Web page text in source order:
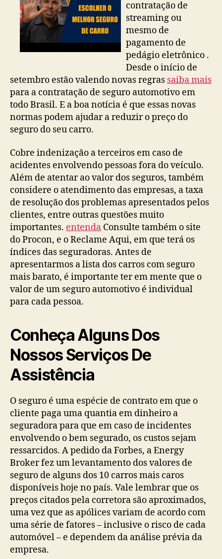
contratação de
streaming ou
mesmo de
pagamento de
pedágio eletrônico .
Desde o início de
setembro estão valendo novas regras saiba mais
para a contratação de seguro automotivo em
todo Brasil. E a boa notícia é que essas novas
normas podem ajudar a reduzir o preço do
seguro do seu carro.
Cobre indenização a terceiros em caso de
acidentes envolvendo pessoas fora do veículo.
Além de atentar ao valor dos seguros, também
considere o atendimento das empresas, a taxa
de resolução dos problemas apresentados pelos
clientes, entre outras questões muito
importantes. entenda Consulte também o site
do Procon, e o Reclame Aqui, em que terá os
índices das seguradoras. Antes de
apresentarmos a lista dos carros com seguro
mais barato, é importante ter em mente que o
valor de um seguro automotivo é individual
para cada pessoa.
Conheça Alguns Dos
Nossos Serviços De
Assistência
O seguro é uma espécie de contrato em que o
cliente paga uma quantia em dinheiro a
seguradora para que em caso de incidentes
envolvendo o bem segurado, os custos sejam
ressarcidos. A pedido da Forbes, a Energy
Broker fez um levantamento dos valores de
seguro de alguns dos 10 carros mais caros
disponíveis hoje no país. Vale lembrar que os
preços citados pela corretora são aproximados,
uma vez que as apólices variam de acordo com
uma série de fatores – inclusive o risco de cada
automóvel – e dependem da análise prévia da
empresa.